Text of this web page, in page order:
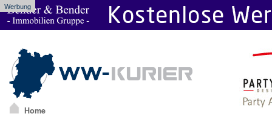
Werbung
Home